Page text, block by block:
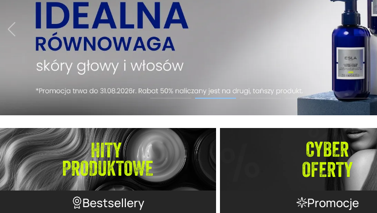
Bestsellery Promocje